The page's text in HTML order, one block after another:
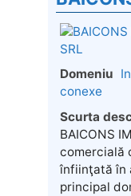
Domeniu
conexe
Scurta
BAICONS
comercială
înfiinţată în
principal